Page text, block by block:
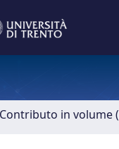
in volume